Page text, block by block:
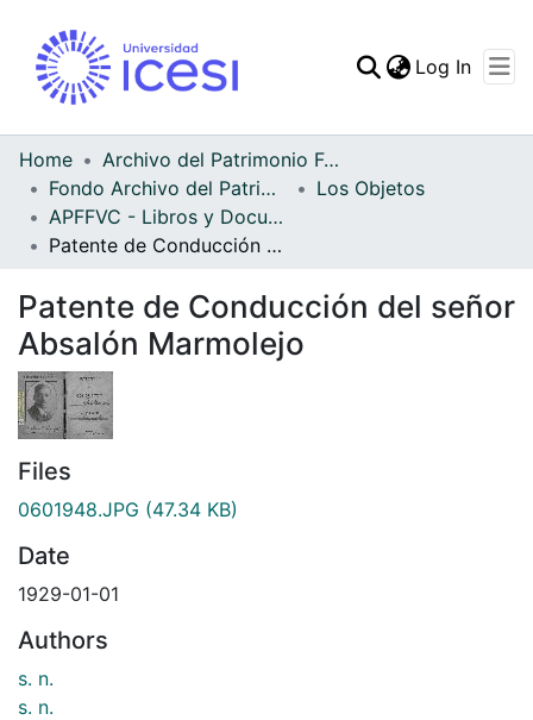
Statistics
Log In
Home
Archivo del Patrimonio Fotográfico y Fílmico del Valle del Cauca
Fondo Archivo del Patrimonio Fotográfico y Fílmico del Valle del Cauca
Los Objetos
APFFVC - Libros y Documentos - Patrimonial
Patente de Conducción del señor Absalón Marmolejo
Patente de Conducción del señor
Absalón Marmolejo
Files
0601948.JPG (47.34 KB)
Date
1929-01-01
Authors
s. n.
s. n.